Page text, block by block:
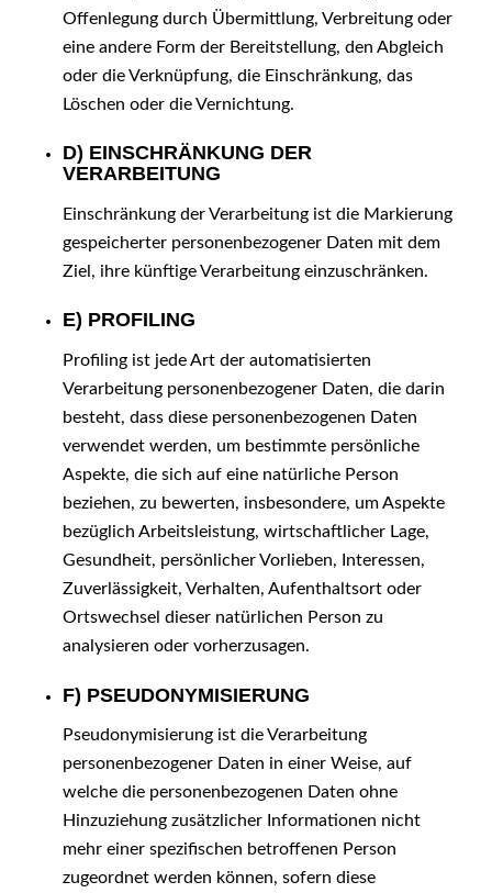
Offenlegung durch Übermittlung, Verbreitung oder
eine andere Form der Bereitstellung, den Abgleich
oder die Verknüpfung, die Einschränkung, das
Löschen oder die Vernichtung.
D) EINSCHRÄNKUNG DER
VERARBEITUNG
Einschränkung der Verarbeitung ist die Markierung
gespeicherter personenbezogener Daten mit dem
Ziel, ihre künftige Verarbeitung einzuschränken.
E) PROFILING
Profiling ist jede Art der automatisierten
Verarbeitung personenbezogener Daten, die darin
besteht, dass diese personenbezogenen Daten
verwendet werden, um bestimmte persönliche
Aspekte, die sich auf eine natürliche Person
beziehen, zu bewerten, insbesondere, um Aspekte
bezüglich Arbeitsleistung, wirtschaftlicher Lage,
Gesundheit, persönlicher Vorlieben, Interessen,
Zuverlässigkeit, Verhalten, Aufenthaltsort oder
Ortswechsel dieser natürlichen Person zu
analysieren oder vorherzusagen.
F) PSEUDONYMISIERUNG
Pseudonymisierung ist die Verarbeitung
personenbezogener Daten in einer Weise, auf
welche die personenbezogenen Daten ohne
Hinzuziehung zusätzlicher Informationen nicht
mehr einer spezifischen betroffenen Person
zugeordnet werden können, sofern diese